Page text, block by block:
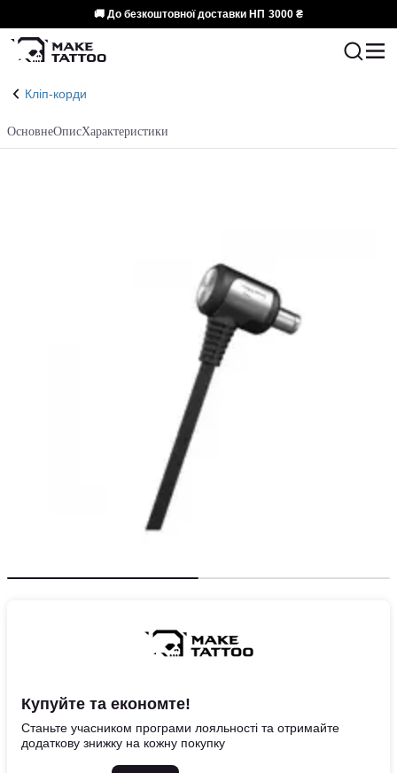
🚚 До безкоштовної доставки НП 3000 ₴
Кліп-корди
ОсновнеОписХарактеристики
Купуйте та економте!
Станьте учасником програми лояльності та отримайте
додаткову знижку на кожну покупку